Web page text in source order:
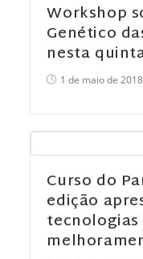
Workshop
Genético
nesta
1 de maio de 2018
Curso do
edição